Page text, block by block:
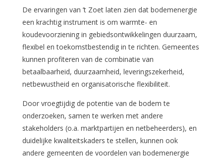
De ervaringen van ’t Zoet laten zien dat bodemenergie
een krachtig instrument is om warmte- en
koudevoorziening in gebiedsontwikkelingen duurzaam,
flexibel en toekomstbestendig in te richten. Gemeentes
kunnen profiteren van de combinatie van
betaalbaarheid, duurzaamheid, leveringszekerheid,
netbewustheid en organisatorische flexibiliteit.
Door vroegtijdig de potentie van de bodem te
onderzoeken, samen te werken met andere
stakeholders (o.a. marktpartijen en netbeheerders), en
duidelijke kwaliteitskaders te stellen, kunnen ook
andere gemeenten de voordelen van bodemenergie